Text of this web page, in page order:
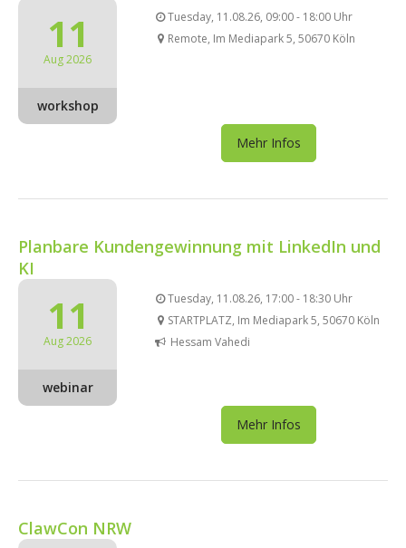
11
Aug 2026
workshop
Tuesday, 11.08.26, 09:00 - 18:00 Uhr
Remote, Im Mediapark 5, 50670 Köln
Mehr Infos
Planbare Kundengewinnung mit LinkedIn und
KI
11
Aug 2026
webinar
Tuesday, 11.08.26, 17:00 - 18:30 Uhr
STARTPLATZ, Im Mediapark 5, 50670 Köln
Hessam Vahedi
Mehr Infos
ClawCon NRW